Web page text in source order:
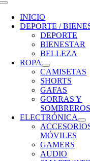
Toggle
Navigation
INICIO
DEPORTE /
DEPORTE
BIENESTAR
BELLEZA
ROPA
CAMISETAS
SHORTS
GAFAS
GORRAS Y
SOMBREROS
ELECTRÓNICA
MÓVILES
GAMERS
AUDIO